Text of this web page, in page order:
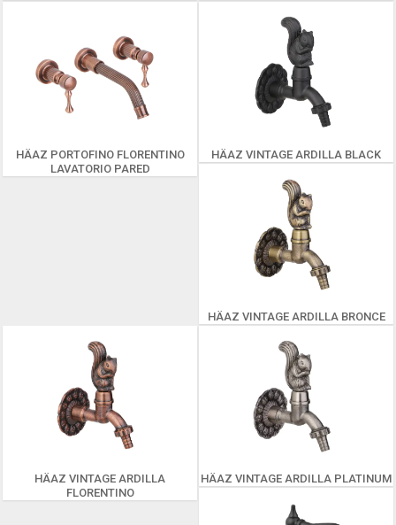
HÄAZ PORTOFINO FLORENTINO
LAVATORIO PARED
HÄAZ VINTAGE ARDILLA BLACK
HÄAZ VINTAGE ARDILLA BRONCE
HÄAZ VINTAGE ARDILLA
FLORENTINO
HÄAZ VINTAGE ARDILLA PLATINUM